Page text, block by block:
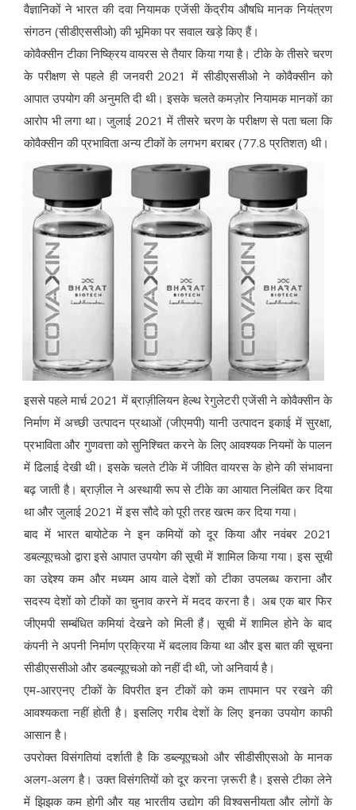
वैज्ञानिकों ने भारत की दवा नियामक एजेंसी केंद्रीय औषधि मानक नियंत्रण
संगठन (सीडीएससीओ) की भूमिका पर सवाल खड़े किए हैं।
कोवैक्सीन टीका निष्क्रिय वायरस से तैयार किया गया है। टीके के तीसरे चरण
के परीक्षण से पहले ही जनवरी 2021 में सीडीएससीओ ने कोवैक्सीन को
आपात उपयोग की अनुमति दी थी। इसके चलते कमज़ोर नियामक मानकों का
आरोप भी लगा था। जुलाई 2021 में तीसरे चरण के परीक्षण से पता चला कि
कोवैक्सीन की प्रभाविता अन्य टीकों के लगभग बराबर (77.8 प्रतिशत) थी।
इससे पहले मार्च 2021 में ब्राज़ीलियन हेल्थ रेगुलेटरी एजेंसी ने कोवैक्सीन के
निर्माण में अच्छी उत्पादन प्रथाओं (जीएमपी) यानी उत्पादन इकाई में सुरक्षा,
प्रभाविता और गुणवत्ता को सुनिश्चित करने के लिए आवश्यक नियमों के पालन
में ढिलाई देखी थी। इसके चलते टीके में जीवित वायरस के होने की संभावना
बढ़ जाती है। ब्राज़ील ने अस्थायी रूप से टीके का आयात निलंबित कर दिया
था और जुलाई 2021 में इस सौदे को पूरी तरह खत्म कर दिया गया।
बाद में भारत बायोटेक ने इन कमियों को दूर किया और नवंबर 2021
डबल्यूएचओ द्वारा इसे आपात उपयोग की सूची में शामिल किया गया। इस सूची
का उद्देश्य कम और मध्यम आय वाले देशों को टीका उपलब्ध कराना और
सदस्य देशों को टीकों का चुनाव करने में मदद करना है। अब एक बार फिर
जीएमपी सम्बंधित कमियां देखने को मिली हैं। सूची में शामिल होने के बाद
कंपनी ने अपनी निर्माण प्रक्रिया में बदलाव किया था और इस बात की सूचना
सीडीएससीओ और डबल्यूएचओ को नहीं दी थी, जो अनिवार्य है।
एम-आरएनए टीकों के विपरीत इन टीकों को कम तापमान पर रखने की
आवश्यकता नहीं होती है। इसलिए गरीब देशों के लिए इनका उपयोग काफी
आसान है।
उपरोक्त विसंगतियां दर्शाती है कि डब्ल्यूएचओ और सीडीसीएसओ के मानक
अलग-अलग है। उक्त विसंगतियों को दूर करना ज़रूरी है। इससे टीका लेने
में झिझक कम होगी और यह भारतीय उद्योग की विश्वसनीयता और लोगों के